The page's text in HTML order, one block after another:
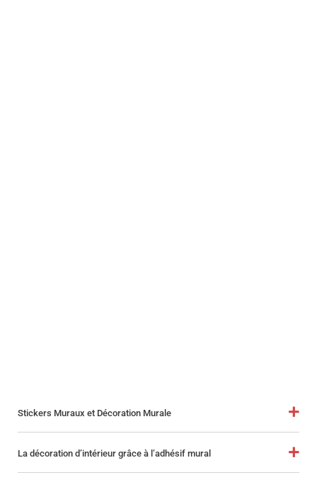
Stickers Muraux et Décoration Murale
La décoration d’intérieur grâce à l’adhésif mural